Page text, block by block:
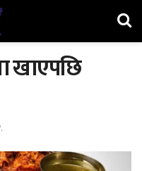
खाएपछि